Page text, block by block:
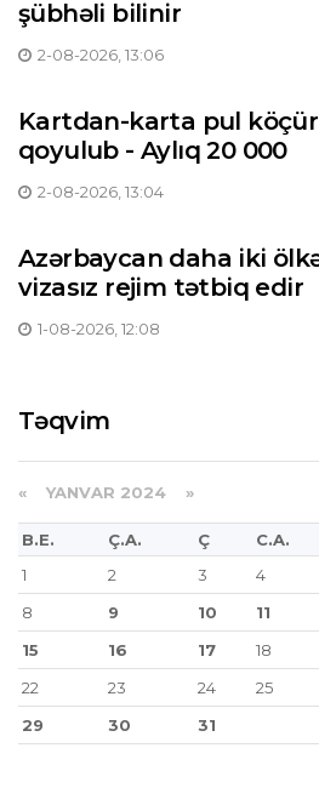
şübhəli bilinir
2-08-2026, 13:06
Kartdan-karta pul
qoyulub - Aylıq 20 000
2-08-2026, 13:04
Azərbaycan daha iki
vizasız rejim tətbiq edir
1-08-2026, 12:08
Təqvim
« YANVAR 2024 »
B.E. Ç.A. Ç C.A.
1
2 3 4
8
9 10 11
15
16 17 18
22
23 24 25
29
30 31